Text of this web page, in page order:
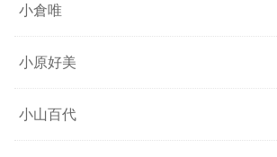
小倉唯
小原好美
小山百代